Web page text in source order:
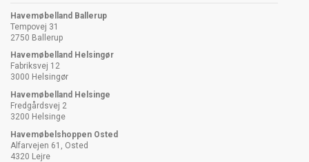
Havemøbelland Ballerup
Tempovej 31
2750 Ballerup
Havemøbelland Helsingør
Fabriksvej 12
3000 Helsingør
Havemøbelland Helsinge
Fredgårdsvej 2
3200 Helsinge
Havemøbelshoppen Osted
Alfarvejen 61, Osted
4320 Lejre